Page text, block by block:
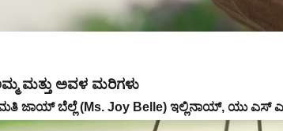
ಮತ್ತು ಅವಳ ಮರಿಗಳು
ಜಾಯ್ ಬೆಲ್ಲೆ (Ms. Joy Belle) ಇಲ್ಲಿನಾಯ್, ಯು ಎಸ್ ಎ